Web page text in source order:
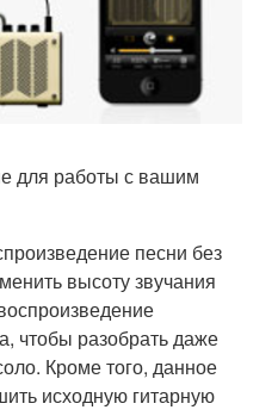
для работы с вашим
песни без
высоту звучания
чтобы разобрать даже
Кроме того, данное
исходную гитарную